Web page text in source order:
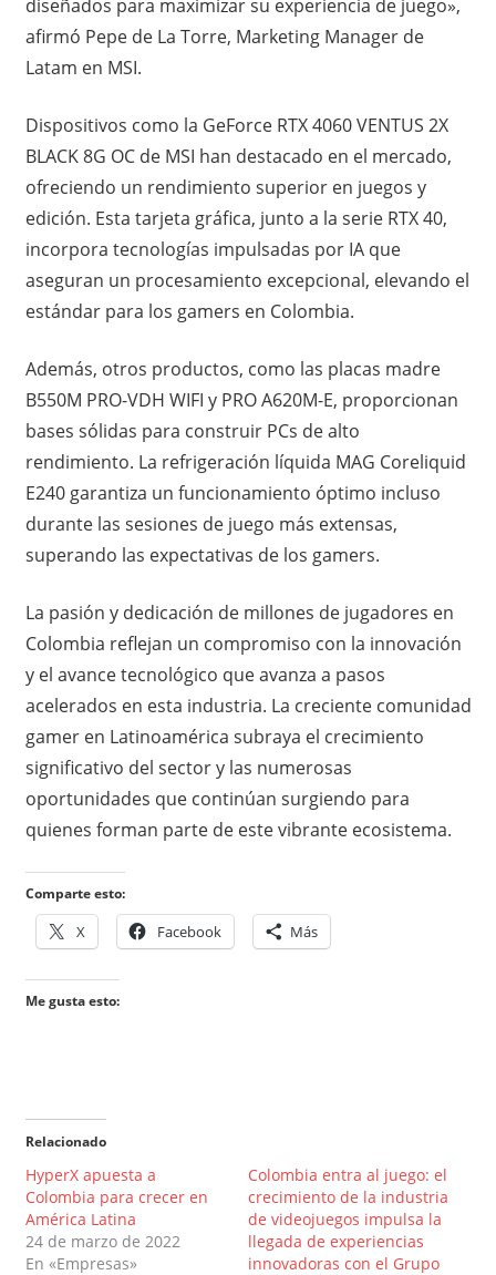
diseñados para maximizar su experiencia de juego»,
afirmó Pepe de La Torre, Marketing Manager de
Latam en MSI.
Dispositivos como la GeForce RTX 4060 VENTUS 2X
BLACK 8G OC de MSI han destacado en el mercado,
ofreciendo un rendimiento superior en juegos y
edición. Esta tarjeta gráfica, junto a la serie RTX 40,
incorpora tecnologías impulsadas por IA que
aseguran un procesamiento excepcional, elevando el
estándar para los gamers en Colombia.
Además, otros productos, como las placas madre
B550M PRO-VDH WIFI y PRO A620M-E, proporcionan
bases sólidas para construir PCs de alto
rendimiento. La refrigeración líquida MAG Coreliquid
E240 garantiza un funcionamiento óptimo incluso
durante las sesiones de juego más extensas,
superando las expectativas de los gamers.
La pasión y dedicación de millones de jugadores en
Colombia reflejan un compromiso con la innovación
y el avance tecnológico que avanza a pasos
acelerados en esta industria. La creciente comunidad
gamer en Latinoamérica subraya el crecimiento
significativo del sector y las numerosas
oportunidades que continúan surgiendo para
quienes forman parte de este vibrante ecosistema.
Comparte esto:
X Facebook Más
Me gusta esto:
Relacionado
HyperX apuesta a
Colombia para crecer en
América Latina
24 de marzo de 2022
En «Empresas»
Colombia entra al juego: el
crecimiento de la industria
de videojuegos impulsa la
llegada de experiencias
innovadoras con el Grupo